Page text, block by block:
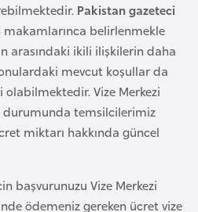
Pakistan gazeteci
belirlenmekle
arasındaki ikili ilişkilerin daha
mevcut koşullar da
Vize Merkezi
temsilcilerimiz
miktarı hakkında güncel
başvurunuzu Vize Merkezi
ödemeniz gereken ücret vize